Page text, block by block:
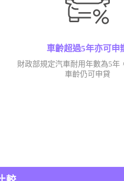
車齡超過5年亦可申
財政部規定汽車耐用年數為5年
車齡仍可申貸